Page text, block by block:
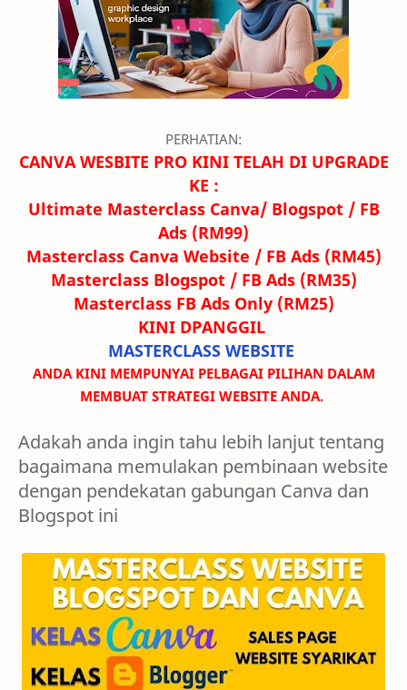
PERHATIAN:
CANVA WESBITE PRO KINI TELAH DI UPGRADE
KE :
Ultimate Masterclass Canva/ Blogspot / FB
Ads (RM99)
Masterclass Canva Website / FB Ads (RM45)
Masterclass Blogspot / FB Ads (RM35)
Masterclass FB Ads Only (RM25)
KINI DPANGGIL
MASTERCLASS WEBSITE
ANDA KINI MEMPUNYAI PELBAGAI PILIHAN DALAM
MEMBUAT STRATEGI WEBSITE ANDA.
Adakah anda ingin tahu lebih lanjut tentang
bagaimana memulakan pembinaan website
dengan pendekatan gabungan Canva dan
Blogspot ini